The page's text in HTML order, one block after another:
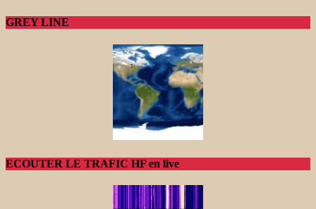
GREY LINE
ECOUTER LE TRAFIC HF en live